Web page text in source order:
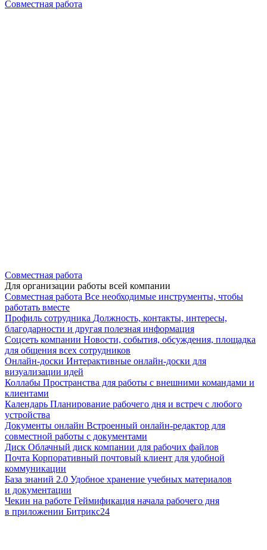
Совместная работа
Совместная работа
Для организации работы всей компании
Совместная работа Все необходимые инструменты, чтобы
работать вместе
Профиль сотрудника Должность, контакты, интересы,
благодарности и другая полезная информация
Соцсеть компании Новости, события, обсуждения, площадка
для общения всех сотрудников
Онлайн-доски Интерактивные онлайн-доски для
визуализации идей
Коллабы Пространства для работы с внешними командами и
клиентами
Календарь Планирование рабочего дня и встреч с любого
устройства
Документы онлайн Встроенный онлайн-редактор для
совместной работы с документами
Диск Облачный диск компании для рабочих файлов
Почта Корпоративный почтовый клиент для удобной
коммуникации
База знаний 2.0 Удобное хранение учебных материалов
и документации
Чекин на работе Геймификация начала рабочего дня
в приложении Битрикс24